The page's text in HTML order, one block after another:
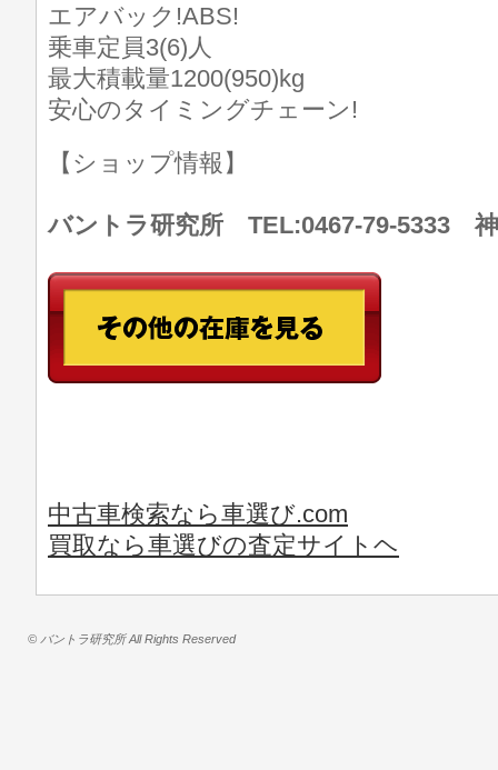
エアバック!ABS!
乗車定員3(6)人
最大積載量1200(950)kg
安心のタイミングチェーン!
【ショップ情報】
バントラ研究所 TEL:0467-79-5333 神
中古車検索なら車選び.com
買取なら車選びの査定サイトヘ
© バントラ研究所 All Rights Reserved